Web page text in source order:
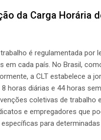
da Carga Horária
é regulamentada por
em cada país. No Brasil,
a CLT estabelece a
horas diárias e 44 horas
coletivas de trabalho
e empregadores que
para